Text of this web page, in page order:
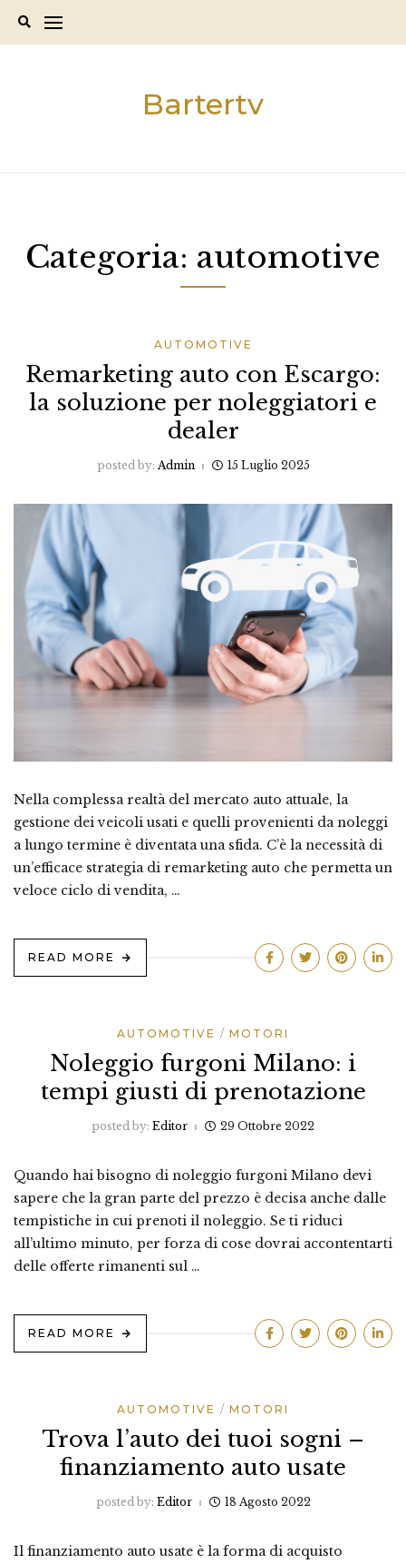
Bartertv
Categoria: automotive
AUTOMOTIVE
Remarketing auto con Escargo:
la soluzione per noleggiatori e
dealer
posted by: Admin 15 Luglio 2025
Nella complessa realtà del mercato auto attuale, la
gestione dei veicoli usati e quelli provenienti da noleggi
a lungo termine è diventata una sfida. C’è la necessità di
un’efficace strategia di remarketing auto che permetta un
veloce ciclo di vendita, …
READ MORE
AUTOMOTIVE MOTORI
Noleggio furgoni Milano: i
tempi giusti di prenotazione
posted by: Editor 29 Ottobre 2022
Quando hai bisogno di noleggio furgoni Milano devi
sapere che la gran parte del prezzo è decisa anche dalle
tempistiche in cui prenoti il noleggio. Se ti riduci
all’ultimo minuto, per forza di cose dovrai accontentarti
delle offerte rimanenti sul …
READ MORE
AUTOMOTIVE MOTORI
Trova l’auto dei tuoi sogni –
finanziamento auto usate
posted by: Editor 18 Agosto 2022
Il finanziamento auto usate è la forma di acquisto